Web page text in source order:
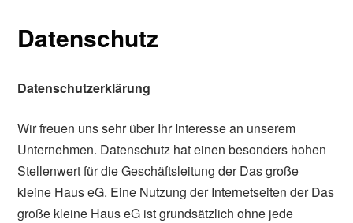
Datenschutz
Datenschutzerklärung
Wir freuen uns sehr über Ihr Interesse an unserem
Unternehmen. Datenschutz hat einen besonders hohen
Stellenwert für die Geschäftsleitung der Das große
kleine Haus eG. Eine Nutzung der Internetseiten der Das
große kleine Haus eG ist grundsätzlich ohne jede